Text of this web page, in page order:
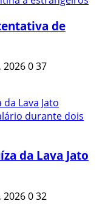
de
2026037
da Lava Jato
2026032